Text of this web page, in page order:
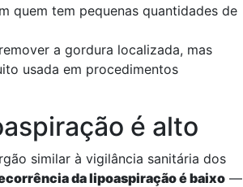
quem tem pequenas quantidades de
a gordura localizada, mas
usada em procedimentos
é alto
similar à vigilância sanitária dos
da lipoaspiração é baixo —